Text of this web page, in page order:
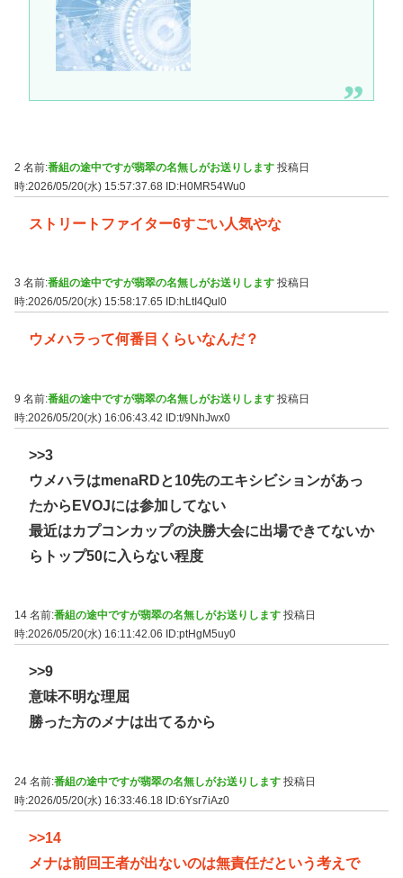
2 名前:番組の途中ですが翡翠の名無しがお送りします 投稿日
時:2026/05/20(水) 15:57:37.68 ID:H0MR54Wu0
ストリートファイター6すごい人気やな
3 名前:番組の途中ですが翡翠の名無しがお送りします 投稿日
時:2026/05/20(水) 15:58:17.65
ID:hLtI4Qul0
ウメハラって何番目くらいなんだ？
9 名前:番組の途中ですが翡翠の名無しがお送りします 投稿日
時:2026/05/20(水) 16:06:43.42 ID:t/9NhJwx0
>>3
ウメハラはmenaRDと10先のエキシビションがあっ
たからEVOJには参加してない
最近はカプコンカップの決勝大会に出場できてないか
らトップ50に入らない程度
14 名前:番組の途中ですが翡翠の名無しがお送りします 投稿日
時:2026/05/20(水) 16:11:42.06
ID:ptHgM5uy0
>>9
意味不明な理屈
勝った方のメナは出てるから
24 名前:番組の途中ですが翡翠の名無しがお送りします 投稿日
時:2026/05/20(水) 16:33:46.18 ID:6Ysr7iAz0
>>14
メナは前回王者が出ないのは無責任だという考えで